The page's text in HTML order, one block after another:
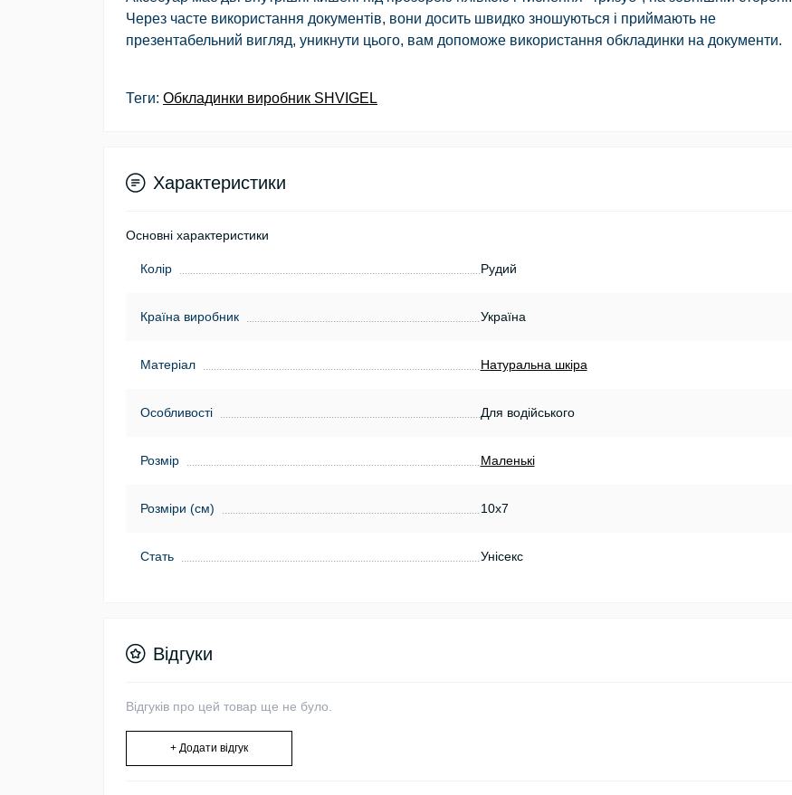
Через часте використання документів, вони досить швидко зношуються і приймають не
презентабельний вигляд, уникнути цього, вам допоможе використання обкладинки на документи.
Теги: Обкладинки виробник SHVIGEL
Характеристики
Основні характеристики
Колір Рудий
Країна виробник Україна
Матеріал Натуральна шкіра
Особливості Для водійського
Розмір Маленькі
Розміри (см) 10х7
Стать Унісекс
Відгуки
Відгуків про цей товар ще не було.
+ Додати відгук